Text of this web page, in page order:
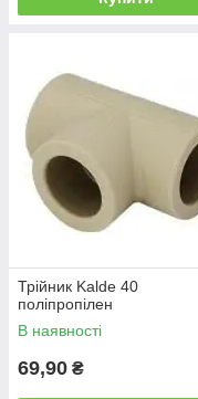
Трійник Kalde 40
поліпропілен
В наявності
69,90 ₴